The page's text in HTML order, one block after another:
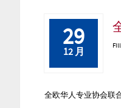
29
12 月
全欧华人专业协会联